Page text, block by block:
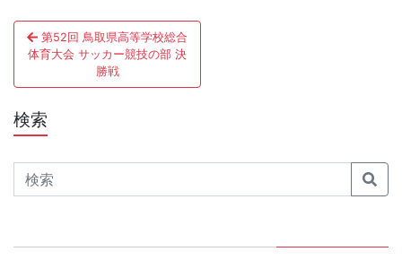
投
稿
ナ
ビ
ゲ
ー
ョ
第52回 鳥取県高等学校総合
体育大会 サッカー競技の部 決
勝戦
検索
Search